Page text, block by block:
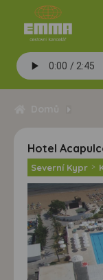
Hotel
Severní Kypr >